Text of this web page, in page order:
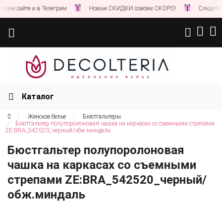
и в Телеграм Новые СКИДКИ совсем СКОРО! Следите за
Каталог
Женское белье
Бюстгальтеры
Бюстгальтер полупоролоновая чашка на каркасах со съемными стрепами
ZE:BRA_542520_черный/обж.миндаль
Бюстгальтер полупоролоновая
чашка на каркасах со съемными
стрепами ZE:BRA_542520_черный/
обж.миндаль